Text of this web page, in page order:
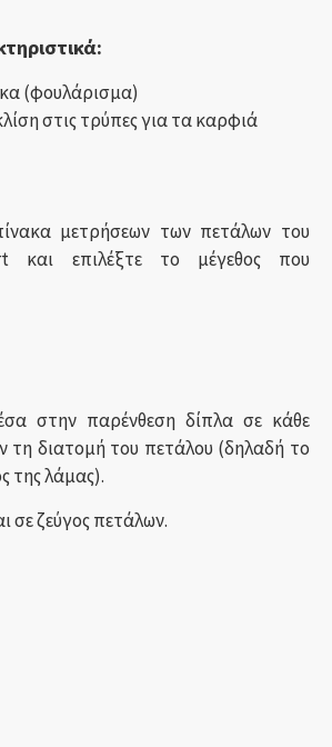
(φουλάρισμα)
στις τρύπες για τα καρφιά
μετρήσεων των πετάλων του
και επιλέξτε το μέγεθος που
στην παρένθεση δίπλα σε κάθε
τη διατομή του πετάλου (δηλαδή το
της λάμας).
σε ζεύγος πετάλων.